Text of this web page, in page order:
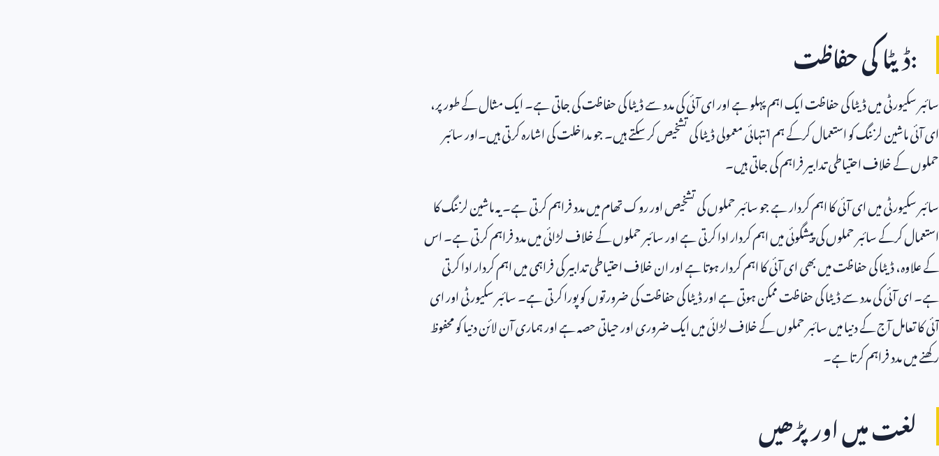
:ڈیٹا کی حفاظت
سائبر سکیورٹی میں ڈیٹا کی حفاظت ایک اہم پہلو ہے اور ای آئی کی مدد سے ڈیٹا کی حفاظت کی جاتی ہے۔ ایک مثال کے طور پر،
ای آئی ماشین لرننگ کو استعمال کرکے ہم انتہائی معمولی ڈیٹا کی تشخیص کر سکتے ہیں۔ جو مداخلت کی اشارہ کرتی ہیں۔اور سائبر
حملوں کے خلاف احتیاطی تدابیر فراہم کی جاتی ہیں۔
سائبر سکیورٹی میں ای آئی کا اہم کردار ہے جو سائبر حملوں کی تشخیص اور روک تھام میں مدد فراہم کرتی ہے۔ یہ ماشین لرننگ کا
استعمال کرکے سائبر حملوں کی پیشگوئی میں اہم کردار ادا کرتی ہے اور سائبر حملوں کے خلاف لڑائی میں مدد فراہم کرتی ہے۔ اس
کے علاوہ، ڈیٹا کی حفاظت میں بھی ای آئی کا اہم کردار ہوتا ہے اور ان خلاف احتیاطی تدابیر کی فراہمی میں اہم کردار ادا کرتی
ہے۔ ای آئی کی مدد سے ڈیٹا کی حفاظت ممکن ہوتی ہے اور ڈیٹا کی حفاظت کی ضرورتوں کو پورا کرتی ہے۔ سائبر سکیورٹی اور ای
آئی کا تعامل آج کے دنیا میں سائبر حملوں کے خلاف لڑائی میں ایک ضروری اور حیاتی حصہ ہے اور ہماری آن لائن دنیا کو محفوظ
رکھنے میں مدد فراہم کرتا ہے۔
لغت میں اور پڑھیں